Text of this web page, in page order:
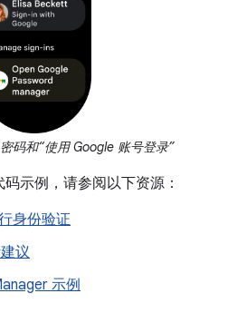
码和“使用 Google 账号登录”
示例，请参阅以下资源：
身份验证
议
示例